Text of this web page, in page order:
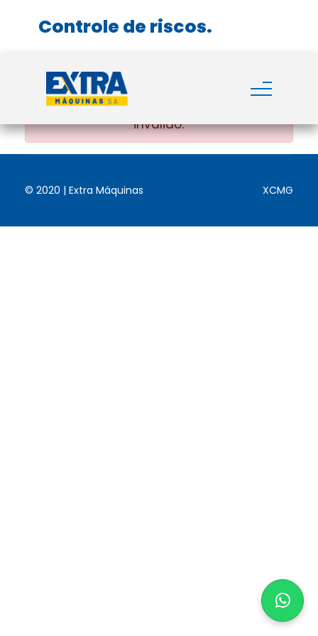
Controle de riscos.
Produto não encontrado ou link
inválido.
© 2020 | Extra Máquinas XCMG